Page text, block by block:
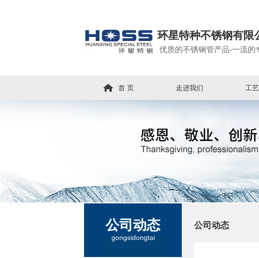
环星特种不锈钢有限
优质的不锈钢管产品-一流的
首 页 走进我们 工
公司动态
gongsidongtai
公司动态